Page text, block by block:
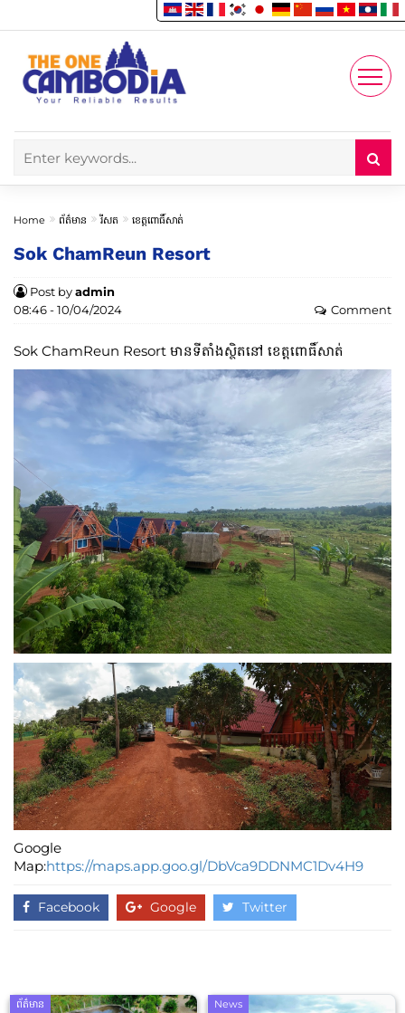
Account
Enjoy
Home ព័ត៌មាន រីសត ខេត្តពោធិ៍សាត់
Sok ChamReun Resort
Post byadmin
08:46 - 10/04/2024
Comment
Sok ChamReun Resort មានទីតាំងស្ថិតនៅ ខេត្តពោធិ៍សាត់
Google
Map:https://maps.app.goo.gl/DbVca9DDNMC1Dv4H9
Facebook Google Twitter
ព័ត៌មាន News